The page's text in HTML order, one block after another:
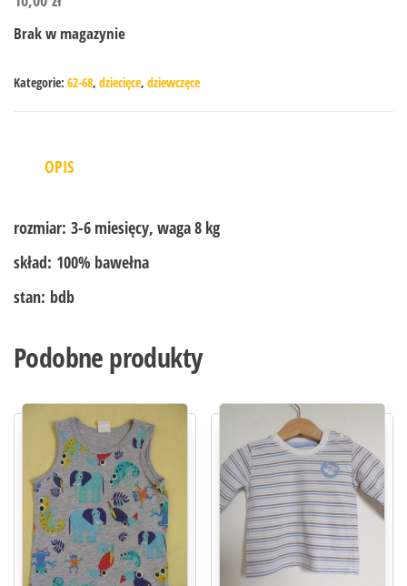
Brak w magazynie
Kategorie: 62-68, dziecięce, dziewczęce
OPIS
rozmiar: 3-6 miesięcy, waga 8 kg
skład: 100% bawełna
stan: bdb
Podobne produkty